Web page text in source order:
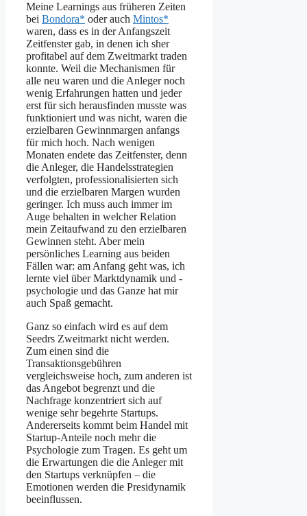
Meine Learnings aus früheren Zeiten
bei Bondora* oder auch Mintos*
waren, dass es in der Anfangszeit
Zeitfenster gab, in denen ich sher
profitabel auf dem Zweitmarkt traden
konnte. Weil die Mechanismen für
alle neu waren und die Anleger noch
wenig Erfahrungen hatten und jeder
erst für sich herausfinden musste was
funktioniert und was nicht, waren die
erzielbaren Gewinnmargen anfangs
für mich hoch. Nach wenigen
Monaten endete das Zeitfenster, denn
die Anleger, die Handelsstrategien
verfolgten, professionalisierten sich
und die erzielbaren Margen wurden
geringer. Ich muss auch immer im
Auge behalten in welcher Relation
mein Zeitaufwand zu den erzielbaren
Gewinnen steht. Aber mein
persönliches Learning aus beiden
Fällen war: am Anfang geht was, ich
lernte viel über Marktdynamik und -
psychologie und das Ganze hat mir
auch Spaß gemacht.
Ganz so einfach wird es auf dem
Seedrs Zweitmarkt nicht werden.
Zum einen sind die
Transaktionsgebühren
vergleichsweise hoch, zum anderen ist
das Angebot begrenzt und die
Nachfrage konzentriert sich auf
wenige sehr begehrte Startups.
Andererseits kommt beim Handel mit
Startup-Anteile noch mehr die
Psychologie zum Tragen. Es geht um
die Erwartungen die die Anleger mit
den Startups verknüpfen – die
Emotionen werden die Presidynamik
beeinflussen.